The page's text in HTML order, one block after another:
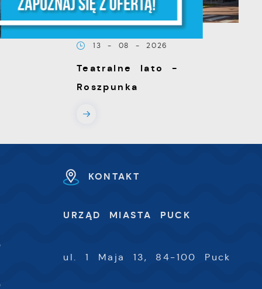
13 - 08 - 2026
Teatralne lato -
Roszpunka
KONTAKT
URZĄD MIASTA PUCK
ul. 1 Maja 13, 84-100 Puck